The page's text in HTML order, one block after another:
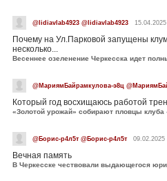
@lidiavlab4923 @lidiavlab4923
Почему на Ул.Парковой запущены
несколько...
Весеннее озеленение Черкесска идет
@МариямБайрамкулова-э8ц
Который год восхищаюсь работой
«Золотой урожай» собирают пловцы клуба
@Борис-р4л5т @Борис-р4л5т 09.02.2025
Вечная память